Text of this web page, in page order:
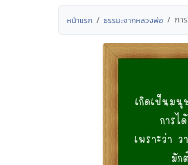
หน้าแรก ธรรมะจากหลวงพ่อ กา